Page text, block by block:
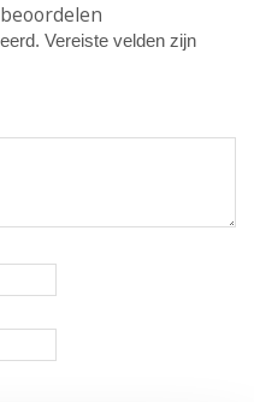
Vereiste velden zijn